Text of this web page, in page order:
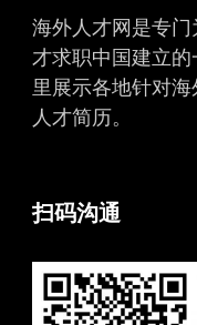
海外人才网是专
才求职中国建立
里展示各地针对
人才简历。
扫码沟通